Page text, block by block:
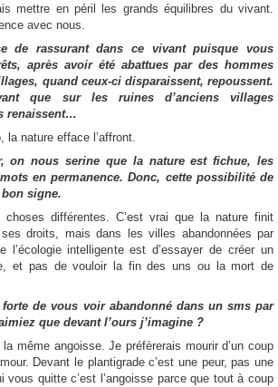
mettre en péril les grands équilibres du vivant.
avec nous.
de rassurant dans ce vivant puisque vous
après avoir été abattues par des hommes
quand ceux-ci disparaissent, repoussent.
que sur les ruines d’anciens villages
renaissent…
la nature efface l’affront.
on nous serine que la nature est fichue, les
en permanence. Donc, cette possibilité de
signe.
différentes. C’est vrai que la nature finit
droits, mais dans les villes abandonnées par
l’écologie intelligente est d’essayer de créer un
et pas de vouloir la fin des uns ou la mort de
forte de vous voir abandonné dans un sms par
que devant l’ours j’imagine ?
même angoisse. Je préfèrerais mourir d’un coup
Devant le plantigrade c’est une peur, pas une
vous quitte c’est l’angoisse parce que tout à coup